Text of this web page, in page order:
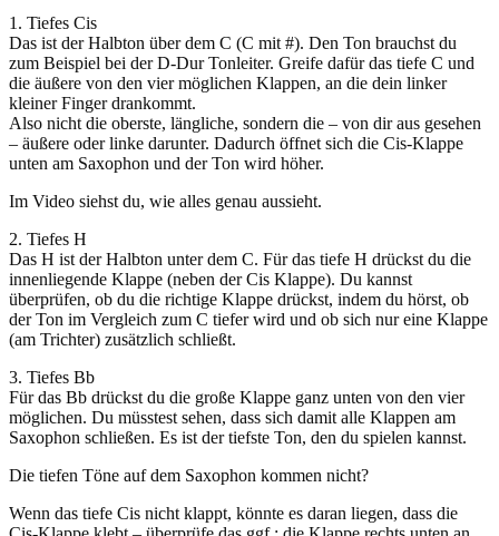
1. Tiefes Cis
Das ist der Halbton über dem C (C mit #). Den Ton brauchst du
zum Beispiel bei der D-Dur Tonleiter. Greife dafür das tiefe C und
die äußere von den vier möglichen Klappen, an die dein linker
kleiner Finger drankommt.
Also nicht die oberste, längliche, sondern die – von dir aus gesehen
– äußere oder linke darunter. Dadurch öffnet sich die Cis-Klappe
unten am Saxophon und der Ton wird höher.
Im Video siehst du, wie alles genau aussieht.
2. Tiefes H
Das H ist der Halbton unter dem C. Für das tiefe H drückst du die
innenliegende Klappe (neben der Cis Klappe). Du kannst
überprüfen, ob du die richtige Klappe drückst, indem du hörst, ob
der Ton im Vergleich zum C tiefer wird und ob sich nur eine Klappe
(am Trichter) zusätzlich schließt.
3. Tiefes Bb
Für das Bb drückst du die große Klappe ganz unten von den vier
möglichen. Du müsstest sehen, dass sich damit alle Klappen am
Saxophon schließen. Es ist der tiefste Ton, den du spielen kannst.
Die tiefen Töne auf dem Saxophon kommen nicht?
Wenn das tiefe Cis nicht klappt, könnte es daran liegen, dass die